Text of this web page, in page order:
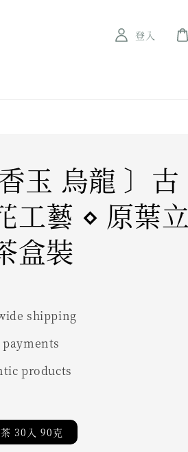
登入
香玉 烏龍 〕古
工藝 ⋄ 原葉立
盒裝
shipping
payments
products
30入 90克